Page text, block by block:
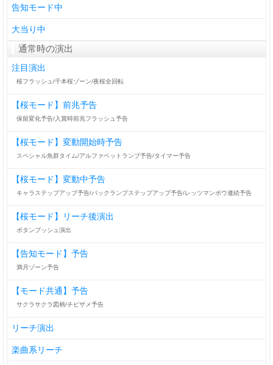
告知モード中
大当り中
通常時の演出
注目演出
桜フラッシュ/千本桜ゾーン/夜桜全回転
【桜モード】前兆予告
保留変化予告/入賞時前兆フラッシュ予告
【桜モード】変動開始時予告
スペシャル魚群タイム/アルファベットランプ予告/タイマー予告
【桜モード】変動中予告
キャラステップアップ予告/バックランプステップアップ予告/レッツマンボウ連続予告
【桜モード】リーチ後演出
ボタンプッシュ演出
【告知モード】予告
満月ゾーン予告
【モード共通】予告
サクラサクラ図柄/チビザメ予告
リーチ演出
楽曲系リーチ